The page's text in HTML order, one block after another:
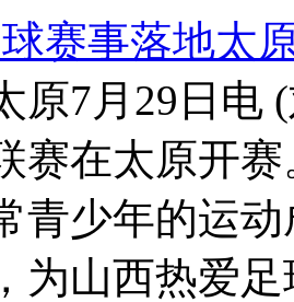
原7月29日电
赛在太原开
青少年的运
为山西热爱足